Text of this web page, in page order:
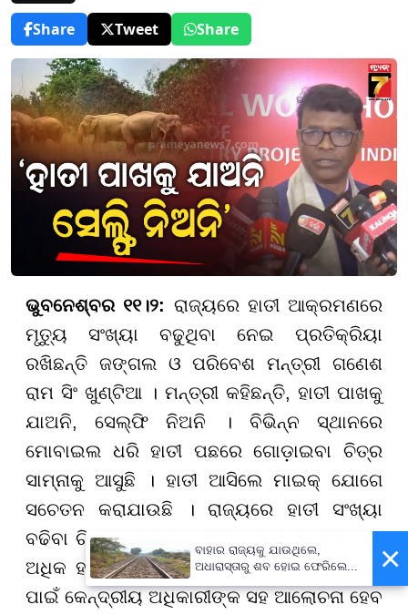
Share
Tweet Share
ଭୁବନେଶ୍ବର ୧୧।୨: ରାଜ୍ୟରେ ହାତୀ ଆକ୍ରମଣରେ
ମୃତ୍ୟୁ ସଂଖ୍ୟା ବଢୁଥିବା ନେଇ ପ୍ରତିକ୍ରିୟା
ରଖିଛନ୍ତି ଜଙ୍ଗଲ ଓ ପରିବେଶ ମନ୍ତ୍ରୀ ଗଣେଶ
ରାମ ସିଂ ଖୁଣ୍ଟିଆ । ମନ୍ତ୍ରୀ କହିଛନ୍ତି, ହାତୀ ପାଖକୁ
ଯାଅନି, ସେଲ୍ଫି ନିଅନି । ବିଭିନ୍ନ ସ୍ଥାନରେ
ମୋବାଇଲ ଧରି ହାତୀ ପଛରେ ଗୋଡ଼ାଇବା ଚିତ୍ର
ସାମ୍ନାକୁ ଆସୁଛି । ହାତୀ ଆସିଲେ ମାଇକ୍ ଯୋଗେ
ସଚେତନ କରାଯାଉଛି । ରାଜ୍ୟରେ ହାତୀ ସଂଖ୍ୟା
ବଢିବା ଚିନ୍ତାର କାରଣ । ୧୮୦୦ ଜାଗାରେ ୨୩୦୦ରୁ
ଅଧିକ ହାତୀ ଅଛନ୍ତି । ଅଧିକ ହାତୀଙ୍କୁ ମ୍ୟାନେଜ
ପାଇଁ କେନ୍ଦ୍ରୀୟ ଅଧିକାରୀଙ୍କ ସହ ଆଲୋଚନା ହେବ
×
ବାହାର ରାଜ୍ୟକୁ ଯାଉଥିଲେ,
ଅଧାରାସ୍ତାରୁ ଶବ ହୋଇ ଫେରିଲେ...